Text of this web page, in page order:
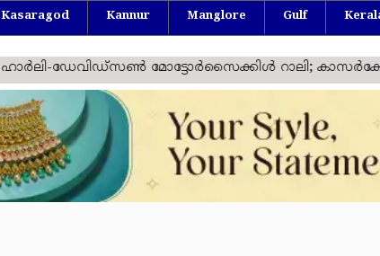
Kasaragod Kannur Manglore Gulf